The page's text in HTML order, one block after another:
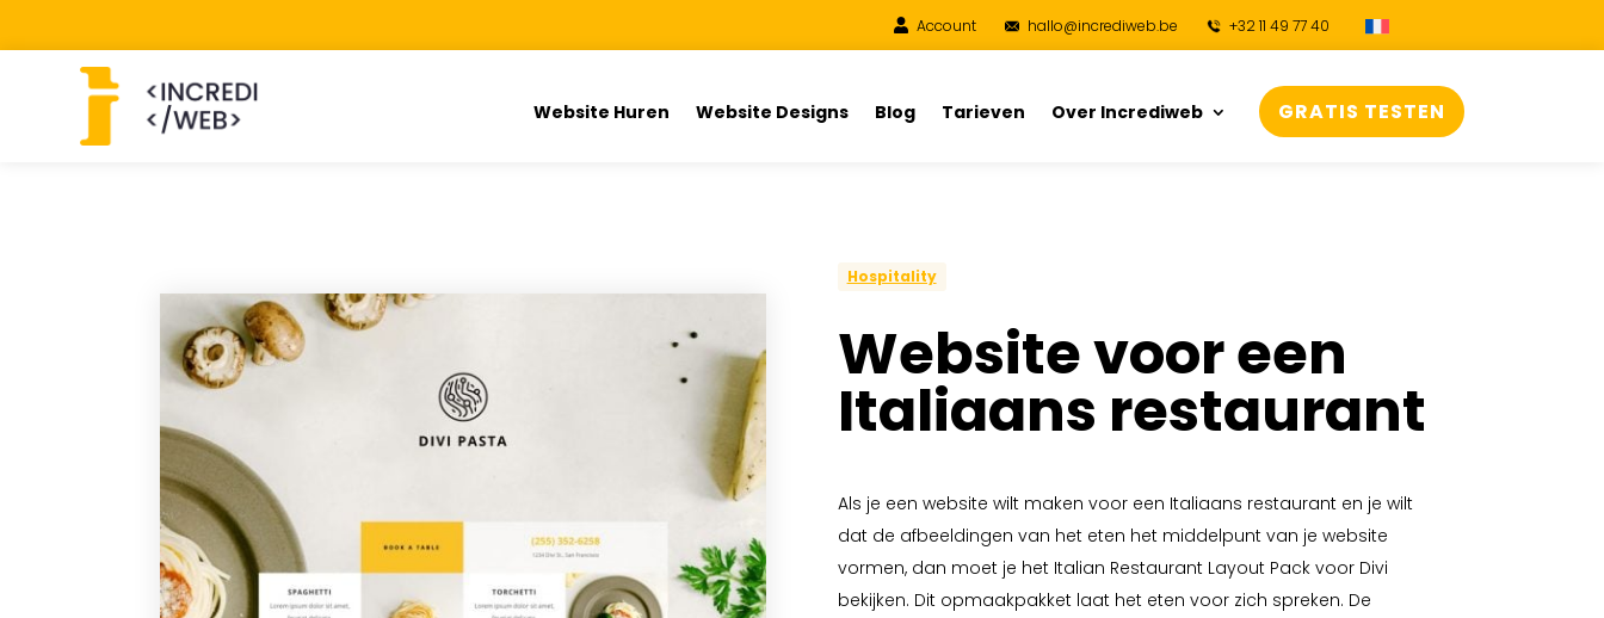
Account hallo@incrediweb.be +32 11 49 77 40
Website Huren Website Designs Blog Tarieven Over Incrediweb GRATIS TESTEN
Hospitality
Website voor een
Italiaans restaurant
Als je een website wilt maken voor een Italiaans restaurant en je wilt
dat de afbeeldingen van het eten het middelpunt van je website
vormen, dan moet je het Italian Restaurant Layout Pack voor Divi
bekijken. Dit opmaakpakket laat het eten voor zich spreken. De